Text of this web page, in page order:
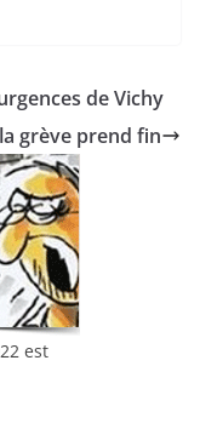
de Vichy
grève prend fin
est